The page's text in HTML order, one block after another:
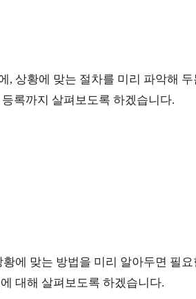
상황에 맞는 절차를 미리 파악해
록까지 살펴보도록 하겠습니다.
에 맞는 방법을 미리 알아두면 필
대해 살펴보도록 하겠습니다.